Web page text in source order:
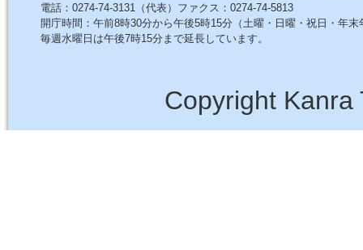
電話：0274-74-3131（代表）ファクス：0274-74-5813
開庁時間：午前8時30分から午後5時15分（土曜・日曜・祝日・年末
毎週水曜日は午後7時15分まで延長しています。
Copyright Kanra